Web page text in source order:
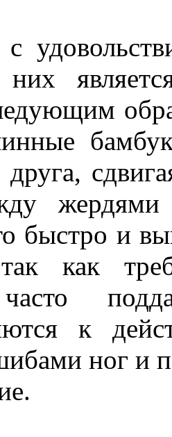
быстро и
как
к
ног и